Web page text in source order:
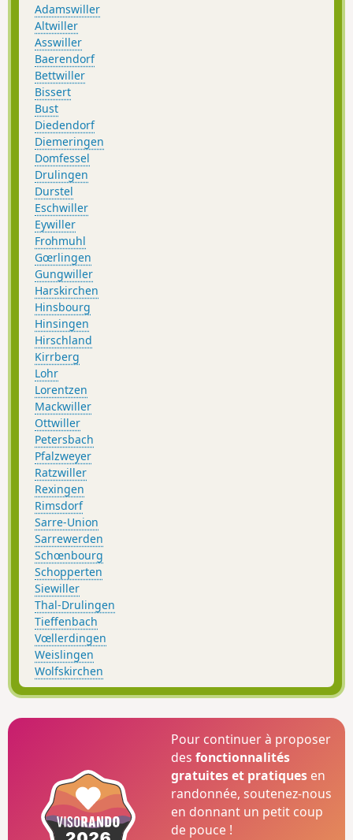
Adamswiller
Altwiller
Asswiller
Baerendorf
Bettwiller
Bissert
Bust
Diedendorf
Diemeringen
Domfessel
Drulingen
Durstel
Eschwiller
Eywiller
Frohmuhl
Gœrlingen
Gungwiller
Harskirchen
Hinsbourg
Hinsingen
Hirschland
Kirrberg
Lohr
Lorentzen
Mackwiller
Ottwiller
Petersbach
Pfalzweyer
Ratzwiller
Rexingen
Rimsdorf
Sarre-Union
Sarrewerden
Schœnbourg
Schopperten
Siewiller
Thal-Drulingen
Tieffenbach
Vœllerdingen
Weislingen
Wolfskirchen
Pour continuer à proposer
desfonctionnalités
gratuites et pratiques en
randonnée, soutenez-nous
en donnant un petit coup
de pouce !